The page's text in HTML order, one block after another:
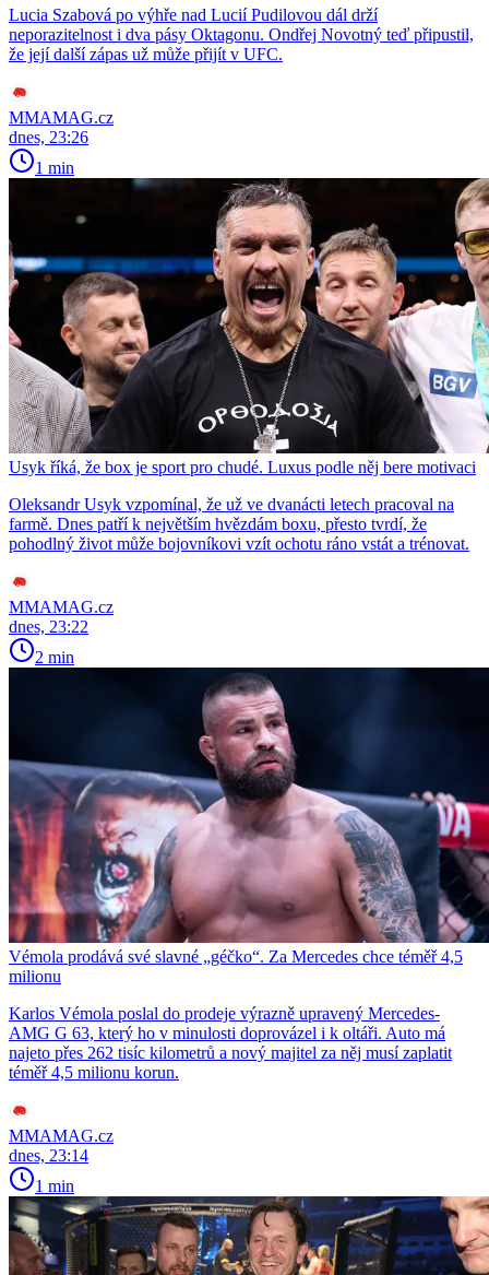
Lucia Szabová po výhře nad Lucií Pudilovou dál drží
neporazitelnost i dva pásy Oktagonu. Ondřej Novotný teď připustil,
že její další zápas už může přijít v UFC.
MMAMAG.cz
dnes, 23:26
1 min
Usyk říká, že box je sport pro chudé. Luxus podle něj bere motivaci
Oleksandr Usyk vzpomínal, že už ve dvanácti letech pracoval na
farmě. Dnes patří k největším hvězdám boxu, přesto tvrdí, že
pohodlný život může bojovníkovi vzít ochotu ráno vstát a trénovat.
MMAMAG.cz
dnes, 23:22
2 min
Vémola prodává své slavné „géčko“. Za Mercedes chce téměř 4,5
milionu
Karlos Vémola poslal do prodeje výrazně upravený Mercedes-
AMG G 63, který ho v minulosti doprovázel i k oltáři. Auto má
najeto přes 262 tisíc kilometrů a nový majitel za něj musí zaplatit
téměř 4,5 milionu korun.
MMAMAG.cz
dnes, 23:14
1 min